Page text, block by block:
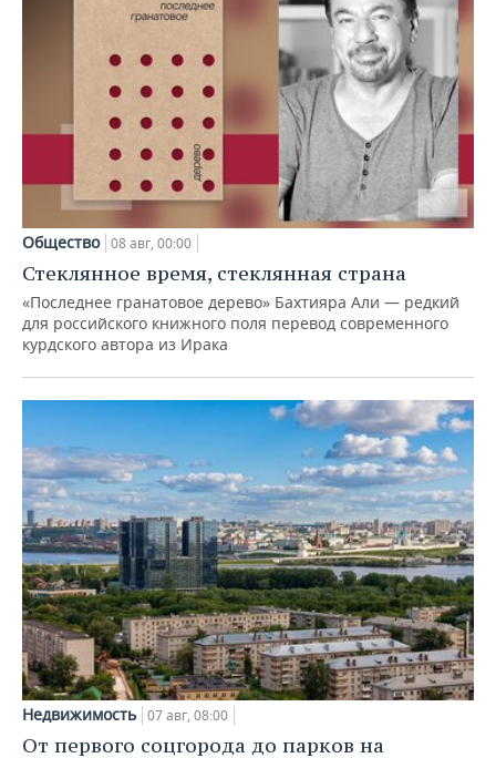
Общество 08 авг, 00:00
Стеклянное время, стеклянная страна
«Последнее гранатовое дерево» Бахтияра Али — редкий
для российского книжного поля перевод современного
курдского автора из Ирака
Недвижимость 07 авг, 08:00
От первого соцгорода до парков на